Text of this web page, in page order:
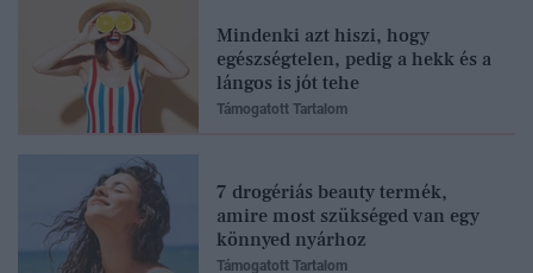
Mindenki azt hiszi, hogy
egészségtelen, pedig a hekk és a
lángos is jót tehe
Támogatott Tartalom
7 drogériás beauty termék,
amire most szükséged van egy
könnyed nyárhoz
Támogatott Tartalom